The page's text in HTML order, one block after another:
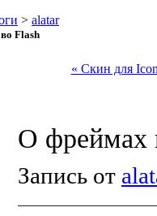
> alatar
Flash
« Скин для
О фреймах
Запись от